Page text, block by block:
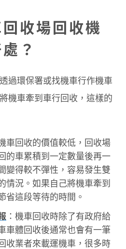
收場回收機
？
過環保署或找機車行作機車
機車牽到車行回收，這樣的
車回收的價值較低，回收場
的車累積到一定數量後再一
變得較不彈性，容易發生雙
情況。如果自己將機車牽到
省這段等待的時間。
：機車回收時除了有政府給
車體回收後通常也會有一筆
收業者來載運機車，很多時